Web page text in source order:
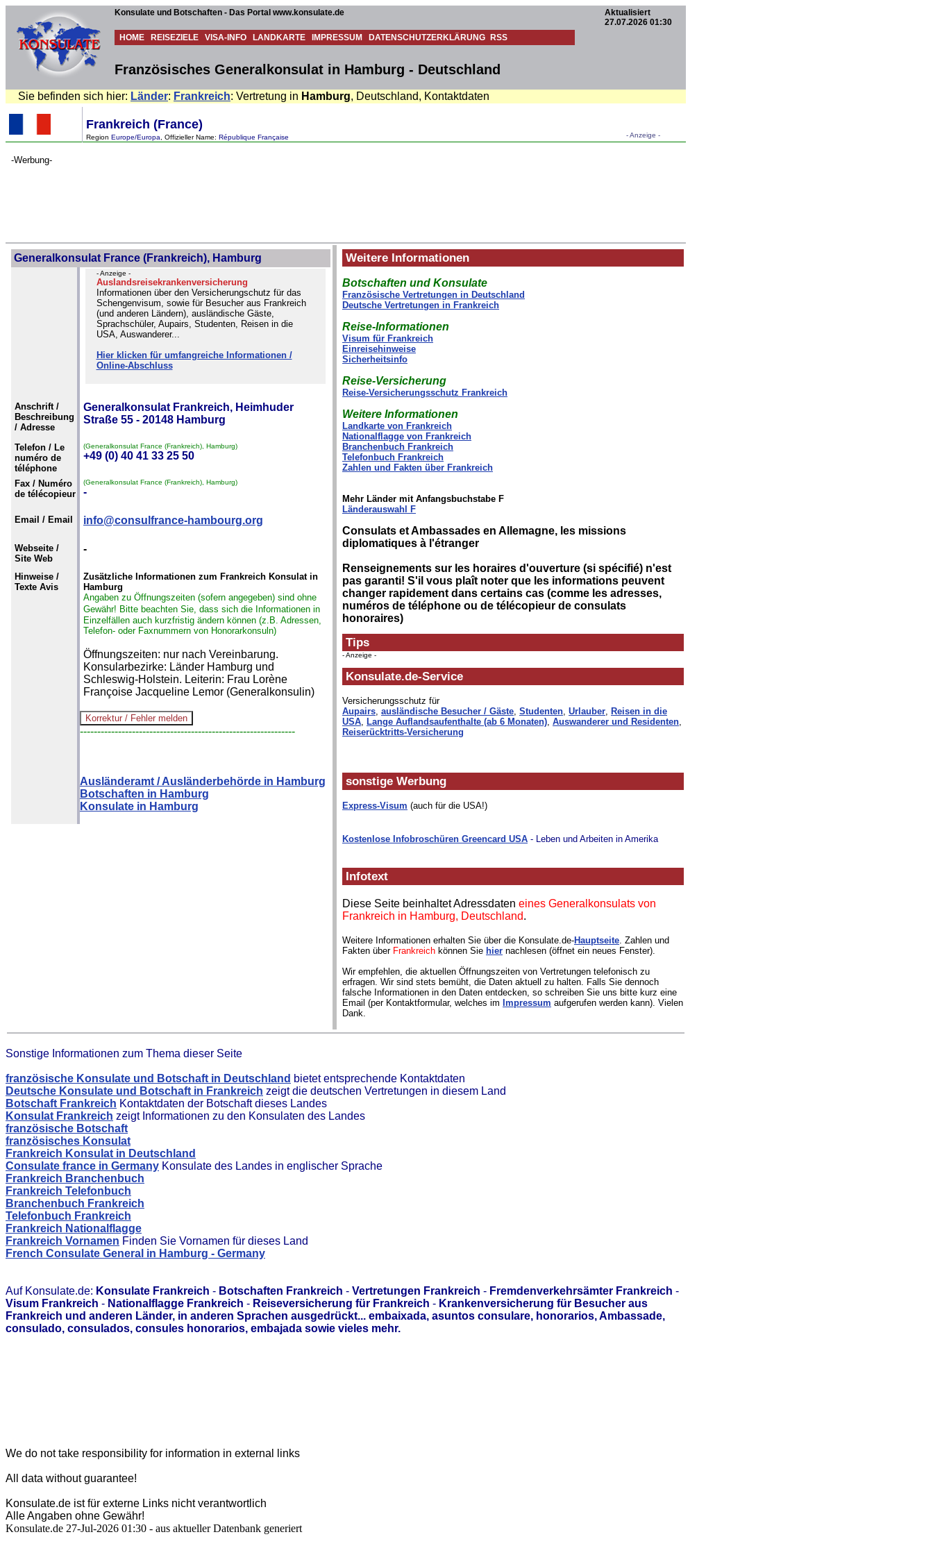
Konsulate und Botschaften - Das Portal www.konsulate.de
HOME REISEZIELE VISA-INFO LANDKARTE IMPRESSUM DATENSCHUTZERKLÄRUNG RSS
Französisches Generalkonsulat in Hamburg - Deutschland
Aktualisiert
27.07.2026 01:30
Sie befinden sich hier: Länder: Frankreich: Vertretung in Hamburg, Deutschland, Kontaktdaten
Frankreich (France)
Region Europe/Europa , Offizieller Name: République Française - Anzeige -
-Werbung-
Generalkonsulat France (Frankreich), Hamburg
- Anzeige -
Auslandsreisekrankenversicherung
Informationen über den Versicherungschutz für das
Schengenvisum, sowie für Besucher aus Frankreich
(und anderen Ländern), ausländische Gäste,
Sprachschüler, Aupairs, Studenten, Reisen in die
USA, Auswanderer...
Hier klicken für umfangreiche Informationen /
Online-Abschluss
Anschrift /
Beschreibung
/ Adresse
Generalkonsulat Frankreich, Heimhuder
Straße 55 - 20148 Hamburg
Telefon / Le
numéro de
téléphone
(Generalkonsulat France (Frankreich), Hamburg)
+49 (0) 40 41 33 25 50
Fax / Numéro
de télécopieur
(Generalkonsulat France (Frankreich), Hamburg)
-
Email / Email info@consulfrance-hambourg.org
Webseite /
Site Web
-
Hinweise /
Texte Avis
Zusätzliche Informationen zum Frankreich Konsulat in
Hamburg
Angaben zu Öffnungszeiten (sofern angegeben) sind ohne
Gewähr! Bitte beachten Sie, dass sich die Informationen in
Einzelfällen auch kurzfristig ändern können (z.B. Adressen,
Telefon- oder Faxnummern von Honorarkonsuln)
Öffnungszeiten: nur nach Vereinbarung.
Konsularbezirke: Länder Hamburg und
Schleswig-Holstein. Leiterin: Frau Lorène
Françoise Jacqueline Lemor (Generalkonsulin)
--------------------------------------------------------------
Ausländeramt / Ausländerbehörde in Hamburg
Botschaften in Hamburg
Konsulate in Hamburg
Weitere Informationen
Botschaften und Konsulate
Französische Vertretungen in Deutschland
Deutsche Vertretungen in Frankreich
Reise-Informationen
Visum für Frankreich
Einreisehinweise
Sicherheitsinfo
Reise-Versicherung
Reise-Versicherungsschutz Frankreich
Weitere Informationen
Landkarte von Frankreich
Nationalflagge von Frankreich
Branchenbuch Frankreich
Telefonbuch Frankreich
Zahlen und Fakten über Frankreich
Mehr Länder mit Anfangsbuchstabe F
Länderauswahl F
Consulats et Ambassades en Allemagne, les missions
diplomatiques à l'étranger
Renseignements sur les horaires d'ouverture (si spécifié) n'est
pas garanti! S'il vous plaît noter que les informations peuvent
changer rapidement dans certains cas (comme les adresses,
numéros de téléphone ou de télécopieur de consulats
honoraires)
Tips
- Anzeige -
Konsulate.de-Service
Versicherungsschutz für
Aupairs, ausländische Besucher / Gäste, Studenten, Urlauber, Reisen in die
USA, Lange Auflandsaufenthalte (ab 6 Monaten), Auswanderer und Residenten,
Reiserücktritts-Versicherung
sonstige Werbung
Express-Visum (auch für die USA!)
Kostenlose Infobroschüren Greencard USA - Leben und Arbeiten in Amerika
Infotext
Diese Seite beinhaltet Adressdaten eines Generalkonsulats von
Frankreich in Hamburg, Deutschland.
Weitere Informationen erhalten Sie über die Konsulate.de-Hauptseite. Zahlen und
Fakten über Frankreich können Sie hier nachlesen (öffnet ein neues Fenster).
Wir empfehlen, die aktuellen Öffnungszeiten von Vertretungen telefonisch zu
erfragen. Wir sind stets bemüht, die Daten aktuell zu halten. Falls Sie dennoch
falsche Informationen in den Daten entdecken, so schreiben Sie uns bitte kurz eine
Email (per Kontaktformular, welches im Impressum aufgerufen werden kann). Vielen
Dank.
Sonstige Informationen zum Thema dieser Seite
französische Konsulate und Botschaft in Deutschland bietet entsprechende Kontaktdaten
Deutsche Konsulate und Botschaft in Frankreich zeigt die deutschen Vertretungen in diesem Land
Botschaft Frankreich Kontaktdaten der Botschaft dieses Landes
Konsulat Frankreich zeigt Informationen zu den Konsulaten des Landes
französische Botschaft
französisches Konsulat
Frankreich Konsulat in Deutschland
Consulate france in Germany Konsulate des Landes in englischer Sprache
Frankreich Branchenbuch
Frankreich Telefonbuch
Branchenbuch Frankreich
Telefonbuch Frankreich
Frankreich Nationalflagge
Frankreich Vornamen Finden Sie Vornamen für dieses Land
French Consulate General in Hamburg - Germany
Auf Konsulate.de: Konsulate Frankreich - Botschaften Frankreich - Vertretungen Frankreich - Fremdenverkehrsämter Frankreich -
Visum Frankreich - Nationalflagge Frankreich - Reiseversicherung für Frankreich - Krankenversicherung für Besucher aus
Frankreich und anderen Länder, in anderen Sprachen ausgedrückt... embaixada, asuntos consulare, honorarios, Ambassade,
consulado, consulados, consules honorarios, embajada sowie vieles mehr.
We do not take responsibility for information in external links
All data without guarantee!
Konsulate.de ist für externe Links nicht verantwortlich
Alle Angaben ohne Gewähr!
Konsulate.de 27-Jul-2026 01:30 - aus aktueller Datenbank generiert